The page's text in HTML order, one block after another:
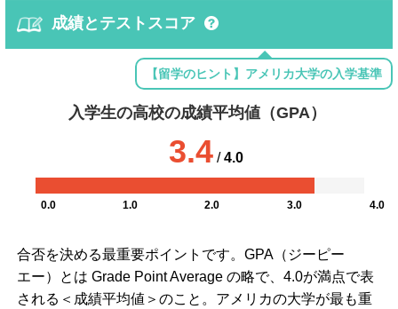
成績とテストスコア
【留学のヒント】アメリカ大学の入学基準
入学生の高校の成績平均値（GPA）
3.4/4.0
0.0 1.0 2.0 3.0 4.0
合否を決める最重要ポイントです。GPA（ジーピー
エー）とは Grade Point Average の略で、4.0が満点で表
される＜成績平均値＞のこと。アメリカの大学が最も重